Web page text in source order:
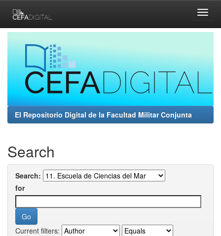
navigation
El Repositorio Digital de la Facultad Militar Conjunta
Search
Search:
for
Current filters: